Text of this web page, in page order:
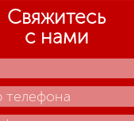
Свяжитесь
с нами